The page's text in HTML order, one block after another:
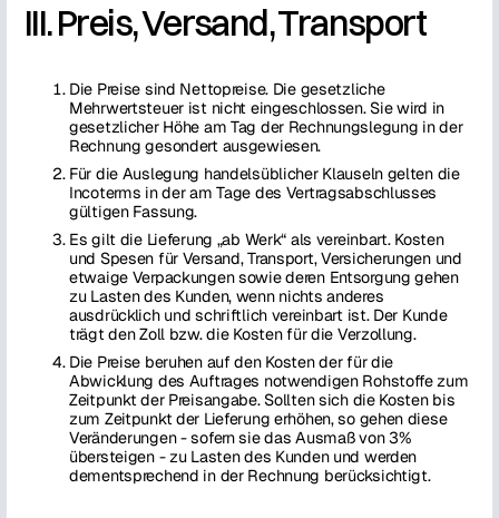
III. Preis, Versand, Transport
Die Preise sind Nettopreise. Die gesetzliche
Mehrwertsteuer ist nicht eingeschlossen. Sie wird in
gesetzlicher Höhe am Tag der Rechnungslegung in der
Rechnung gesondert ausgewiesen.
Für die Auslegung handelsüblicher Klauseln gelten die
Incoterms in der am Tage des Vertragsabschlusses
gültigen Fassung.
Es gilt die Lieferung „ab Werk“ als vereinbart. Kosten
und Spesen für Versand, Transport, Versicherungen und
etwaige Verpackungen sowie deren Entsorgung gehen
zu Lasten des Kunden, wenn nichts anderes
ausdrücklich und schriftlich vereinbart ist. Der Kunde
trägt den Zoll bzw. die Kosten für die Verzollung.
Die Preise beruhen auf den Kosten der für die
Abwicklung des Auftrages notwendigen Rohstoffe zum
Zeitpunkt der Preisangabe. Sollten sich die Kosten bis
zum Zeitpunkt der Lieferung erhöhen, so gehen diese
Veränderungen - sofern sie das Ausmaß von 3%
übersteigen - zu Lasten des Kunden und werden
dementsprechend in der Rechnung berücksichtigt.